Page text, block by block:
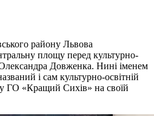
району Львова
площу перед культурно-
Довженка. Нині іменем
і сам культурно-освітній
у ГО «Кращий Сихів» на своїй